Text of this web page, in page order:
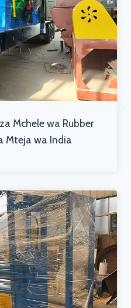
Mchele wa Rubber
Mteja wa India